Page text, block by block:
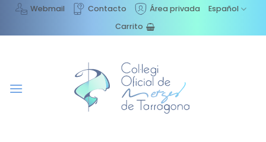
Saltar
contenido
Webmail Contacto Área privada
Español
Carrito